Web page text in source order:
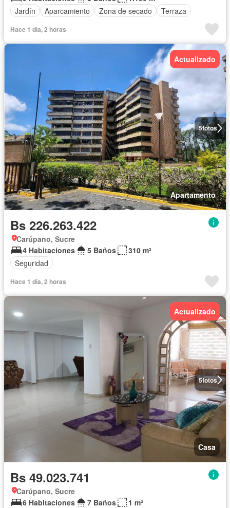
Jardín
Aparcamiento Zona de secado Terraza
Hace 1 día, 2 horas
5fotos
Actualizado
Apartamento
Bs 226.263.422
Carúpano, Sucre
4 Habitaciones
5 Baños
310 m²
Seguridad
Hace 1 día, 2 horas
5fotos
Actualizado
Casa
Bs 49.023.741
Carúpano, Sucre
6 Habitaciones
7 Baños
1 m²